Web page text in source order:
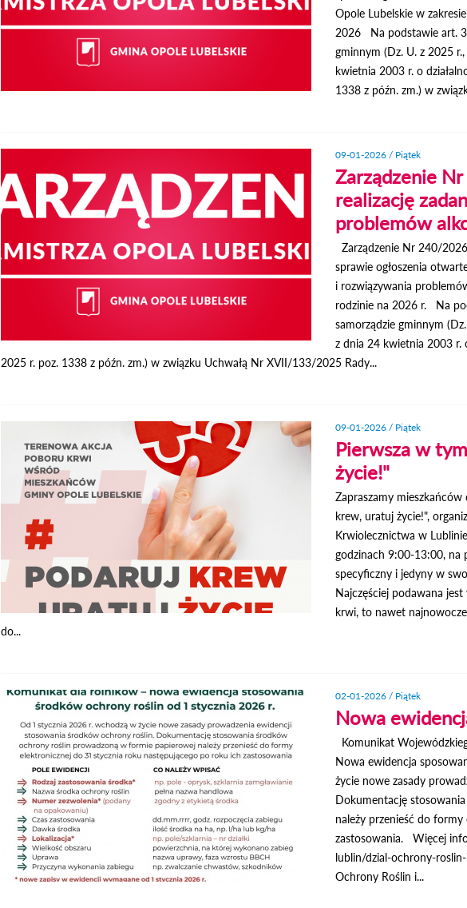
Opole Lubelskie w
2026 Na podstawie art.
gminnym (Dz. U. z 2025
kwietnia 2003 r. o
1338 z późn. zm.) w
09-01-2026 / Piątek
Zarządzenie
realizację
problemów
Zarządzenie Nr 240/
sprawie ogłoszenia
i rozwiązywania
rodzinie na 2026 r. Na
samorządzie gminnym
z dnia 24 kwietnia 2003 r.
2025 r. poz. 1338 z późn. zm.) w związku Uchwałą Nr XVII/133/2025 Rady...
09-01-2026 / Piątek
Pierwsza w
życie!"
Zapraszamy
krew, uratuj życie!",
Krwiolecznictwa w
godzinach 9:00-13:00,
specyficzny i jedyny w
Najczęściej podawana
krwi, to nawet
do...
02-01-2026 / Piątek
Nowa
Komunikat
Nowa ewidencja
życie nowe zasady
Dokumentację
należy przenieść do
zastosowania. Więcej
lublin/dzial-ochrony-
Ochrony Roślin i...